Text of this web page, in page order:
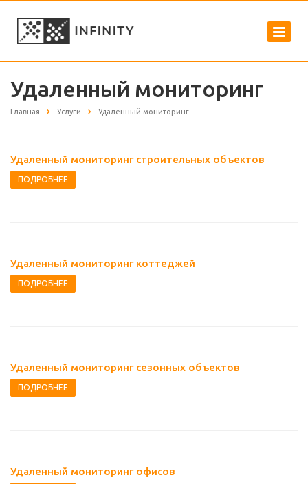
Удаленный мониторинг
Главная Услуги Удаленный мониторинг
Удаленный мониторинг строительных объектов
ПОДРОБНЕЕ
Удаленный мониторинг коттеджей
ПОДРОБНЕЕ
Удаленный мониторинг сезонных объектов
ПОДРОБНЕЕ
Удаленный мониторинг офисов